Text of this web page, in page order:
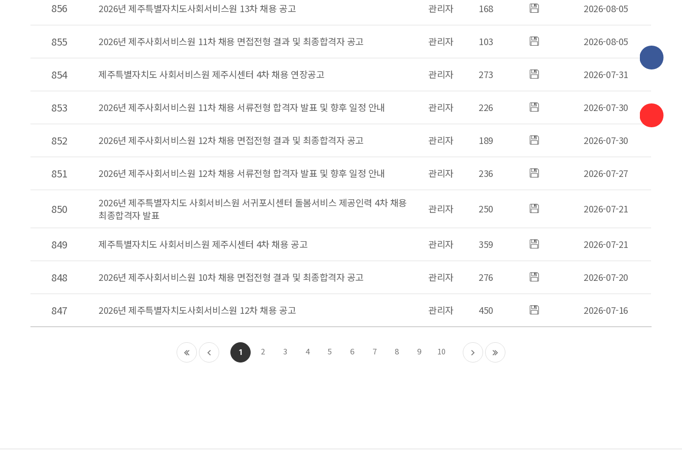
번호,
작성자,
조회수,
첨부파일,
게시글
목록
856 2026년 제주특별자치도사회서비스원 13차 채용 공고 관리자 168
첨부파일
있음
2026-08-05
855 2026년 제주사회서비스원 11차 채용 면접전형 결과 및 최종합격자 공고 관리자 103
첨부파일
있음
2026-08-05
854 제주특별자치도 사회서비스원 제주시센터 4차 채용 연장공고 관리자 273
첨부파일
있음
2026-07-31
853 2026년 제주사회서비스원 11차 채용 서류전형 합격자 발표 및 향후 일정 안내 관리자 226
첨부파일
있음
2026-07-30
852 2026년 제주사회서비스원 12차 채용 면접전형 결과 및 최종합격자 공고 관리자 189
첨부파일
있음
2026-07-30
851 2026년 제주사회서비스원 12차 채용 서류전형 합격자 발표 및 향후 일정 안내 관리자 236
첨부파일
있음
2026-07-27
850
2026년 제주특별자치도 사회서비스원 서귀포시센터 돌봄서비스 제공인력 4차 채용
최종합격자 발표
관리자 250
첨부파일
있음
2026-07-21
849 제주특별자치도 사회서비스원 제주시센터 4차 채용 공고 관리자 359
첨부파일
있음
2026-07-21
848 2026년 제주사회서비스원 10차 채용 면접전형 결과 및 최종합격자 공고 관리자 276
첨부파일
있음
2026-07-20
847 2026년 제주특별자치도사회서비스원 12차 채용 공고 관리자 450
첨부파일
있음
2026-07-16
1 2 3 4 5 6 7 8 9 10
페이스북
바로가기
유튜브